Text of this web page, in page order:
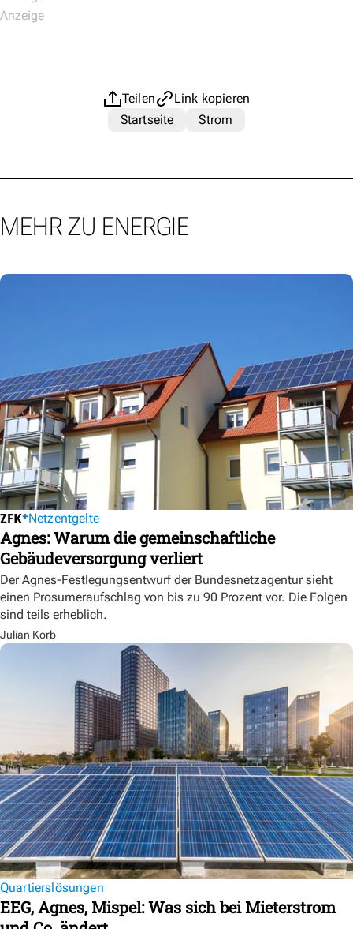
Teilen
Link kopieren
Startseite
Strom
MEHR ZU ENERGIE
Netzentgelte
Agnes: Warum die gemeinschaftliche
Gebäudeversorgung verliert
Der Agnes-Festlegungsentwurf der Bundesnetzagentur sieht
einen Prosumeraufschlag von bis zu 90 Prozent vor. Die Folgen
sind teils erheblich.
Julian Korb
Quartierslösungen
EEG, Agnes, Mispel: Was sich bei Mieterstrom